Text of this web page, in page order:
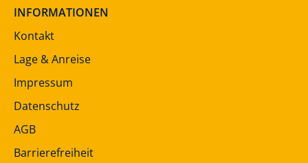
INFORMATIONEN
Kontakt
Lage & Anreise
Impressum
Datenschutz
AGB
Barrierefreiheit